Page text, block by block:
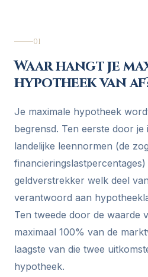
01
Waar hangt je
hypotheek van
Je maximale hypotheek
begrensd. Ten eerste door
landelijke leennormen (de
geldverstrekker welk deel
verantwoord aan
Ten tweede door de waarde
maximaal 100% van de
laagste van die twee
hypotheek.